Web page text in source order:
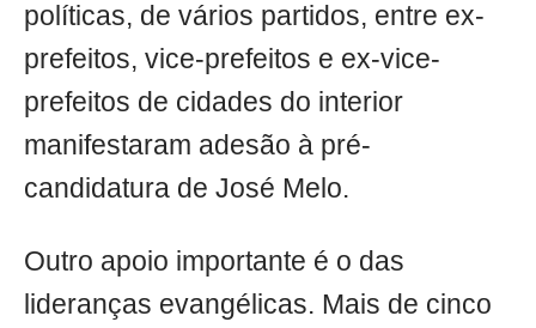
políticas, de vários partidos, entre ex-
prefeitos, vice-prefeitos e ex-vice-
prefeitos de cidades do interior
manifestaram adesão à pré-
candidatura de José Melo.
Outro apoio importante é o das
lideranças evangélicas. Mais de cinco